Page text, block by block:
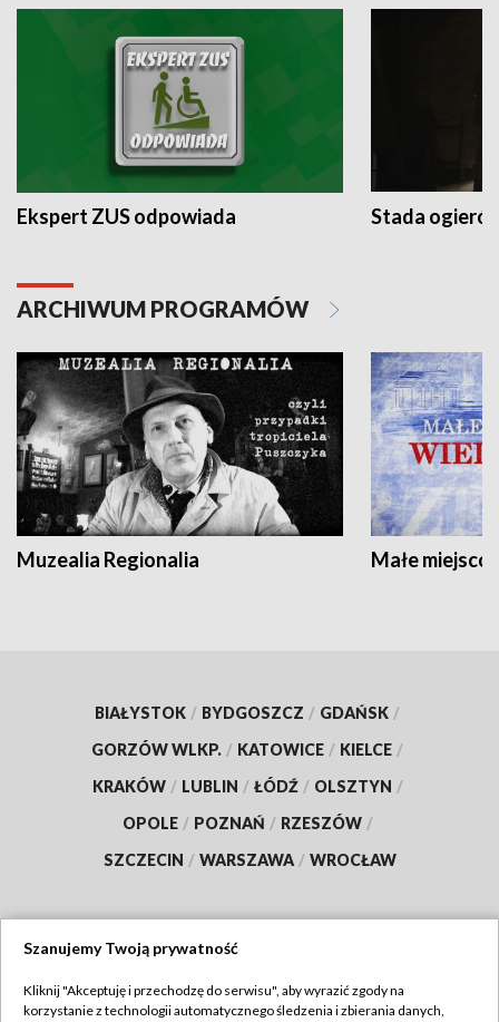
Ekspert ZUS odpowiada Stada
ARCHIWUM PROGRAMÓW
Muzealia Regionalia Małe
BIAŁYSTOK / BYDGOSZCZ / GDAŃSK /
GORZÓW WLKP. / KATOWICE / KIELCE /
KRAKÓW / LUBLIN / ŁÓDŹ / OLSZTYN /
OPOLE / POZNAŃ / RZESZÓW /
SZCZECIN / WARSZAWA / WROCŁAW
TVP
Szanujemy Twoją prywatność
Kliknij "Akceptuję i przechodzę do serwisu", aby wyrazić zgody na
korzystanie z technologii automatycznego śledzenia i zbierania danych,